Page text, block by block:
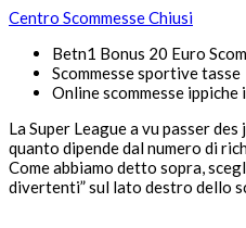
Centro Scommesse Chiusi
Betn1 Bonus 20 Euro
Scommesse sportive tasse
Online scommesse ippiche
La Super League a vu passer
quanto dipende dal numero di
Come abbiamo detto sopra,
divertenti” sul lato destro dello